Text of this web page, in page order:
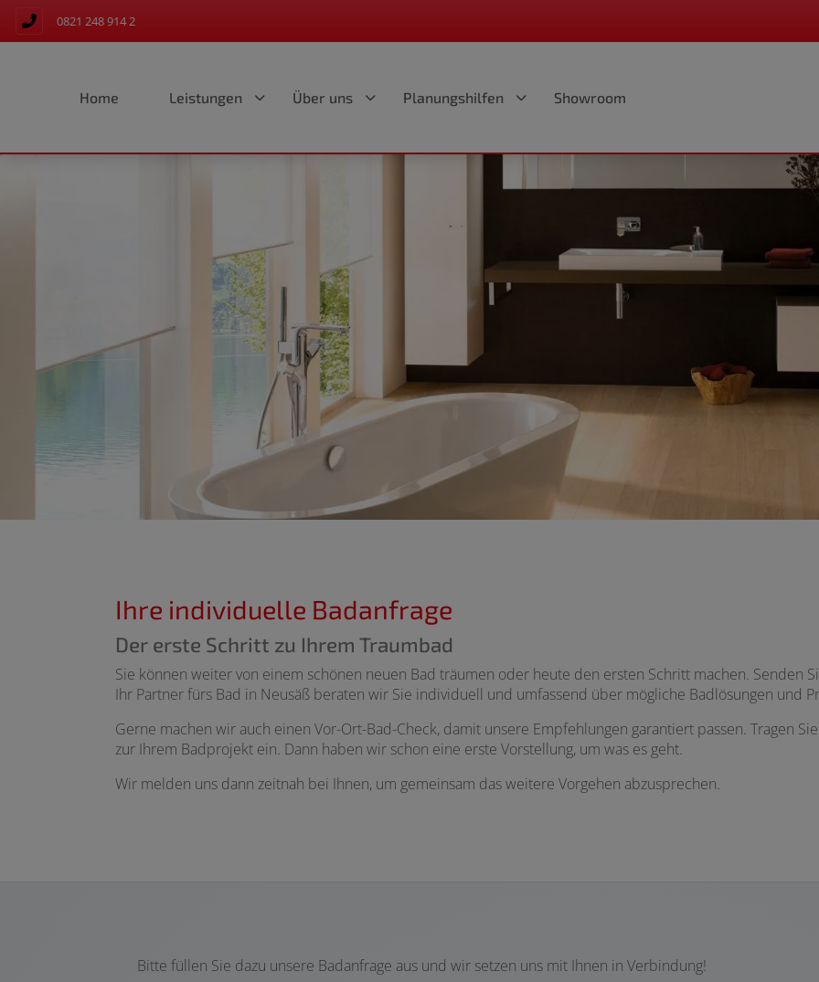
0821 248 914 2
Home Leistungen Über uns Planungshilfen Showroom
Ihre individuelle Badanfrage
Der erste Schritt zu Ihrem Traumbad
Sie können weiter von einem schönen neuen Bad träumen oder heute den ersten Schritt machen. Senden
Ihr Partner fürs Bad in Neusäß beraten wir Sie individuell und umfassend über mögliche Badlösungen und
Gerne machen wir auch einen Vor-Ort-Bad-Check, damit unsere Empfehlungen garantiert passen. Tragen
zur Ihrem Badprojekt ein. Dann haben wir schon eine erste Vorstellung, um was es geht.
Wir melden uns dann zeitnah bei Ihnen, um gemeinsam das weitere Vorgehen abzusprechen.
Bitte füllen Sie dazu unsere Badanfrage aus und wir setzen uns mit Ihnen in Verbindung!